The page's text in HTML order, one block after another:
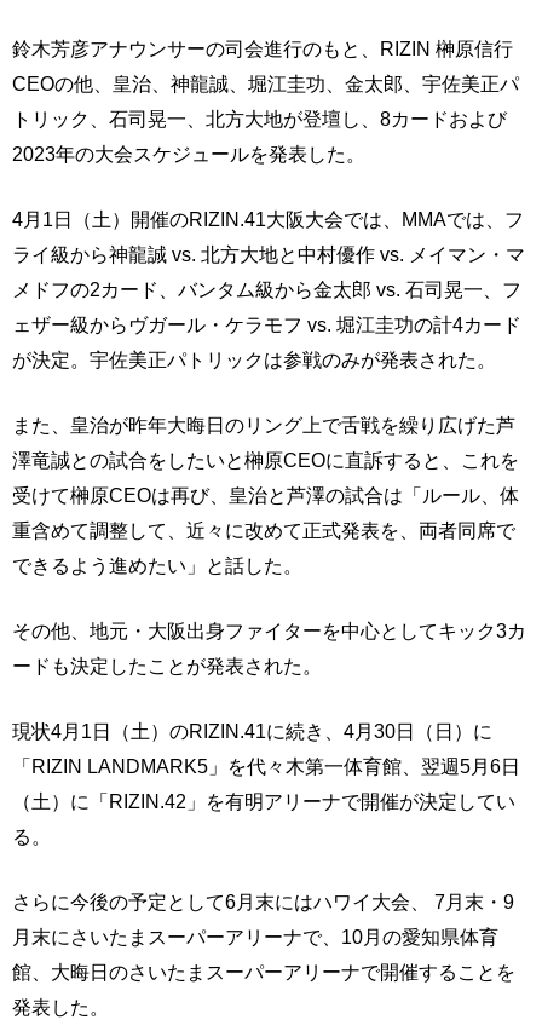
鈴木芳彦アナウンサーの司会進行のもと、RIZIN 榊󠄀原信行
CEOの他、皇治、神龍誠、堀江圭功、金太郎、宇佐美正パ
トリック、石司晃一、北方大地が登壇し、8カードおよび
2023年の大会スケジュールを発表した。
4月1日（土）開催のRIZIN.41大阪大会では、MMAでは、フ
ライ級から神龍誠 vs. 北方大地と中村優作 vs. メイマン・マ
メドフの2カード、バンタム級から金太郎 vs. 石司晃一、フ
ェザー級からヴガール・ケラモフ vs. 堀江圭功の計4カード
が決定。宇佐美正パトリックは参戦のみが発表された。
また、皇治が昨年大晦日のリング上で舌戦を繰り広げた芦
澤竜誠との試合をしたいと榊原CEOに直訴すると、これを
受けて榊原CEOは再び、皇治と芦澤の試合は「ルール、体
重含めて調整して、近々に改めて正式発表を、両者同席で
できるよう進めたい」と話した。
その他、地元・大阪出身ファイターを中心としてキック3カ
ードも決定したことが発表された。
現状4月1日（土）のRIZIN.41に続き、4月30日（日）に
「RIZIN LANDMARK5」を代々木第一体育館、翌週5月6日
（土）に「RIZIN.42」を有明アリーナで開催が決定してい
る。
さらに今後の予定として6月末にはハワイ大会、 7月末・9
月末にさいたまスーパーアリーナで、10月の愛知県体育
館、大晦日のさいたまスーパーアリーナで開催することを
発表した。